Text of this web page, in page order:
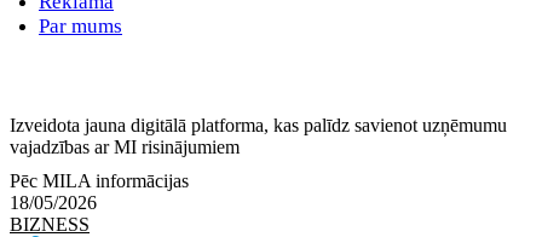
Par mums
Izveidota jauna digitālā platforma, kas palīdz savienot uzņēmumu
vajadzības ar MI risinājumiem
Pēc MILA informācijas
18/05/2026
BIZNESS